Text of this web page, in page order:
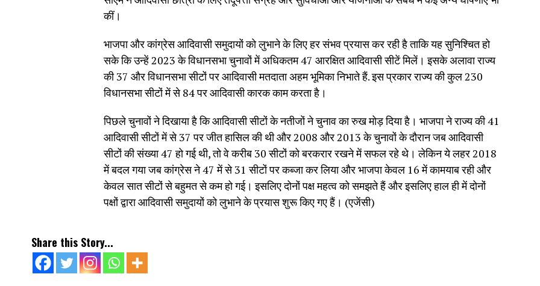
कीं।
भाजपा और कांग्रेस आदिवासी समुदायों को लुभाने के लिए हर संभव प्रयास कर रही है ताकि यह सुनिश्चित हो
सके कि उन्हें 2023 के विधानसभा चुनावों में अधिकतम 47 आरक्षित आदिवासी सीटें मिलें। इसके अलावा राज्य
की 37 और विधानसभा सीटों पर आदिवासी मतदाता अहम भूमिका निभाते हैं. इस प्रकार राज्य की कुल 230
विधानसभा सीटों में से 84 पर आदिवासी कारक काम करता है।
पिछले चुनावों ने दिखाया है कि आदिवासी सीटों के नतीजों ने चुनाव का रुख मोड़ दिया है। भाजपा ने राज्य की 41
आदिवासी सीटों में से 37 पर जीत हासिल की थी और 2008 और 2013 के चुनावों के दौरान जब आदिवासी
सीटों की संख्या 47 हो गई थी, तो वे करीब 30 सीटों को बरकरार रखने में सफल रहे थे। लेकिन ये लहर 2018
में बदल गया जब कांग्रेस ने 47 में से 31 सीटों पर कब्जा कर लिया और भाजपा केवल 16 में कामयाब रही और
केवल सात सीटों से बहुमत से कम हो गई। इसलिए दोनों पक्ष महत्व को समझते हैं और इसलिए हाल ही में दोनों
पक्षों द्वारा आदिवासी समुदायों को लुभाने के प्रयास शुरू किए गए हैं। (एजेंसी)
Share this Story...